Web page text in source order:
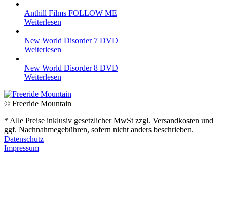
Anthill Films FOLLOW ME
Weiterlesen
New World Disorder 7 DVD
Weiterlesen
New World Disorder 8 DVD
Weiterlesen
© Freeride Mountain
* Alle Preise inklusiv gesetzlicher MwSt zzgl. Versandkosten und
ggf. Nachnahmegebühren, sofern nicht anders beschrieben.
Datenschutz
Impressum